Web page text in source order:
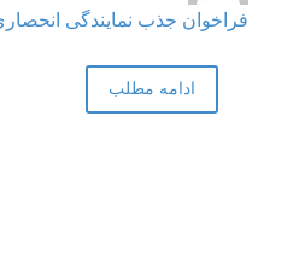
انحصاری
سراسر
فراخوان جذب نمایندگی
ادامه مطلب